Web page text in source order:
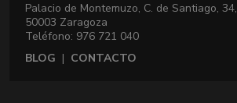
Palacio de Montemuzo, C. de Santiago, 34,
50003 Zaragoza
Teléfono: 976 721 040
BLOG | CONTACTO